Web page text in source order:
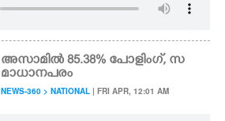
അസാമിൽ 85.38% പോളിംഗ്, സ
മാധാനപരം
NEWS-360 > NATIONAL | FRI APR, 12:01 AM